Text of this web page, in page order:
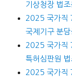
기상청장 법조
2025 국가직
국제기구 분
2025 국가직
특허심판원 법
2025 국가직